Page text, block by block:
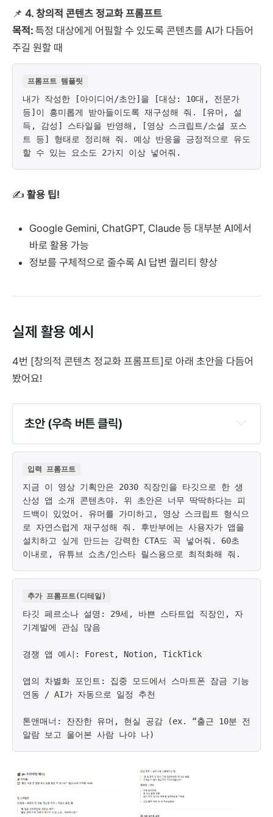
📌 4. 창의적 콘텐츠 정교화 프롬프트
목적: 특정 대상에게 어필할 수 있도록 콘텐츠를 AI가 다듬어
주길 원할 때
프롬프트 템플릿
내가 작성한 [아이디어/초안]을 [대상: 10대, 전문가
등]이 흥미롭게 받아들이도록 재구성해 줘. [유머, 설
득, 감성] 스타일을 반영해, [영상 스크립트/소셜 포스
트 등] 형태로 정리해 줘. 예상 반응을 긍정적으로 유도
할 수 있는 요소도 2가지 이상 넣어줘.
✍️ 활용 팁!
Google Gemini, ChatGPT, Claude 등 대부분 AI에서
바로 활용 가능
정보를 구체적으로 줄수록 AI 답변 퀄리티 향상
실제 활용 예시
4번 [창의적 콘텐츠 정교화 프롬프트]로 아래 초안을 다듬어
봤어요!
초안 (우측 버튼 클릭)
입력 프롬프트
지금 이 영상 기획안은 2030 직장인을 타깃으로 한 생
산성 앱 소개 콘텐츠야. 위 초안은 너무 딱딱하다는 피
드백이 있었어. 유머를 가미하고, 영상 스크립트 형식으
로 자연스럽게 재구성해 줘. 후반부에는 사용자가 앱을
설치하고 싶게 만드는 강력한 CTA도 꼭 넣어줘. 60초
이내로, 유튜브 쇼츠/인스타 릴스용으로 최적화해 줘.
추가 프롬프트(디테일)
타깃 페르소나 설명: 29세, 바쁜 스타트업 직장인, 자
기계발에 관심 많음
경쟁 앱 예시: Forest, Notion, TickTick
앱의 차별화 포인트: 집중 모드에서 스마트폰 잠금 기능
연동 / AI가 자동으로 일정 추천
톤앤매너: 잔잔한 유머, 현실 공감 (ex. “출근 10분 전
알람 보고 울어본 사람 나야 나)